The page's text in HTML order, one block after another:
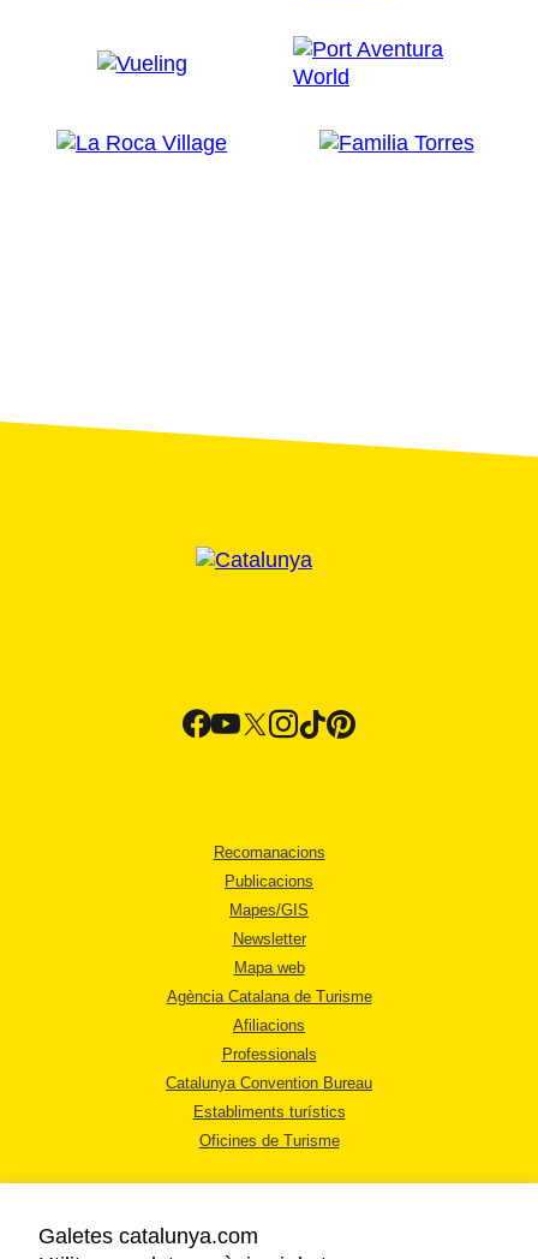
Recomanacions
Publicacions
Mapes/GIS
Newsletter
Mapa web
Agència Catalana de Turisme
Afiliacions
Professionals
Catalunya Convention Bureau
Establiments turístics
Oficines de Turisme
Galetes catalunya.com